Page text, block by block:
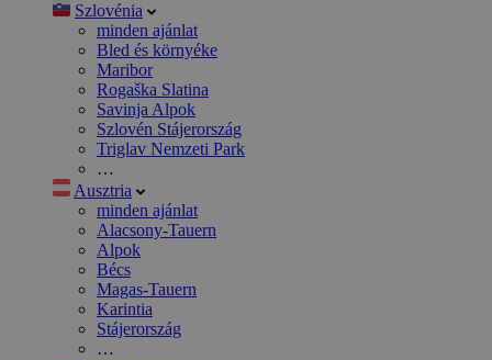
Szlovénia
minden ajánlat
Bled és környéke
Maribor
Rogaška Slatina
Savinja Alpok
Szlovén Stájerország
Triglav Nemzeti Park
…
Ausztria
minden ajánlat
Alacsony-Tauern
Alpok
Bécs
Magas-Tauern
Karintia
Stájerország
…